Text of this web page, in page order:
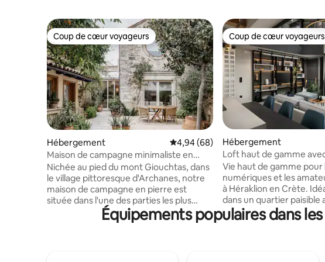
Coup de cœur voyageurs
Coup de cœur voyageurs
Hébergement Évaluation moyenne sur la base de 68
4,94 (68)
Maison de campagne minimaliste en
pierre rénovée
Nichée au pied du mont Giouchtas, dans
le village pittoresque d'Archanes, notre
maison de campagne en pierre est
située dans l'une des parties les plus
centrales et les plus belles de la région.
Les archanes sont à 20 minutes du
Coup de cœur voyageurs
Coup de cœur voyageurs
Hébergement
Loft haut de gamme
gratuit, hammam et
Vie haut de gamme pour
numériques et les
à Héraklion en Crète. Idéalement situé
dans un quartier paisible
facile à la route nationale
excursions d'une
Équipements populaires dans